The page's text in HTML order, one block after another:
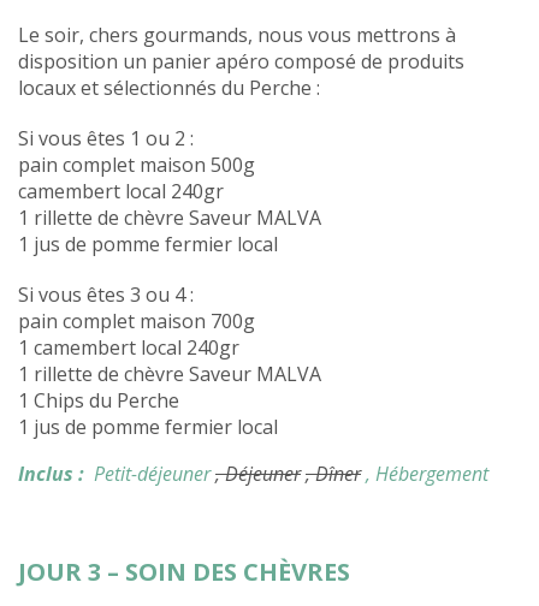
Le soir, chers gourmands, nous vous mettrons à
disposition un panier apéro composé de produits
locaux et sélectionnés du Perche :
Si vous êtes 1 ou 2 :
pain complet maison 500g
camembert local 240gr
1 rillette de chèvre Saveur MALVA
1 jus de pomme fermier local
Si vous êtes 3 ou 4 :
pain complet maison 700g
1 camembert local 240gr
1 rillette de chèvre Saveur MALVA
1 Chips du Perche
1 jus de pomme fermier local
Inclus : Petit-déjeuner, Déjeuner, Dîner, Hébergement
JOUR 3 – SOIN DES CHÈVRES